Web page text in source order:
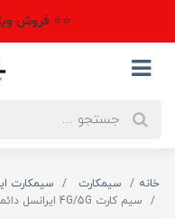
⭐⭐ فروش
خانه سیمکارت سیمکارت
سیم کارت 4G/5G ایرانسل دائمی 09301149268